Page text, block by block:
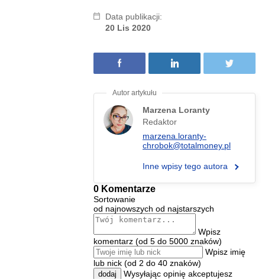
Data publikacji:
20 Lis 2020
Marzena Loranty
Redaktor
marzena.loranty-
chrobok@totalmoney.pl
Inne wpisy tego autora
0 Komentarze
Sortowanie
od najnowszych od najstarszych
Wpisz
komentarz (od 5 do 5000 znaków)
Wpisz imię
lub nick (od 2 do 40 znaków)
dodaj
Wysyłając opinię akceptujesz